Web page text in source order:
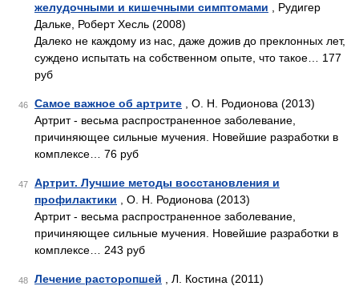
желудочными и кишечными симптомами , Рудигер
Дальке, Роберт Хесль (2008)
Далеко не каждому из нас, даже дожив до преклонных лет,
суждено испытать на собственном опыте, что такое… 177
руб
46 Самое важное об артрите , О. Н. Родионова (2013)
Артрит - весьма распространенное заболевание,
причиняющее сильные мучения. Новейшие разработки в
комплексе… 76 руб
47
Артрит. Лучшие методы восстановления и
профилактики , О. Н. Родионова (2013)
Артрит - весьма распространенное заболевание,
причиняющее сильные мучения. Новейшие разработки в
комплексе… 243 руб
48 Лечение расторопшей , Л. Костина (2011)